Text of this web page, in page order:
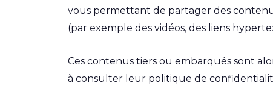
vous permettant de partager des
(par exemple des vidéos, des liens
Ces contenus tiers ou embarqués sont
à consulter leur politique de